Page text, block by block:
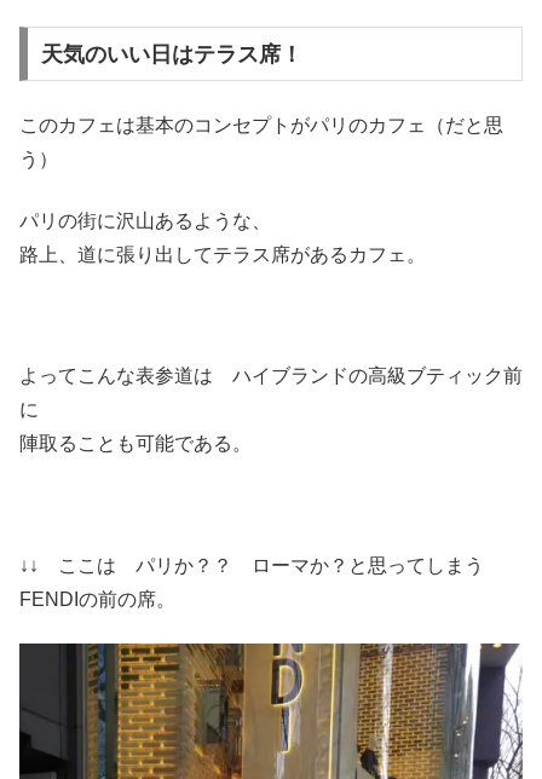
天気のいい日はテラス席！
このカフェは基本のコンセプトがパリのカフェ（だと思
う）
パリの街に沢山あるような、
路上、道に張り出してテラス席があるカフェ。
よってこんな表参道は ハイブランドの高級ブティック前
に
陣取ることも可能である。
↓↓ ここは パリか？？ ローマか？と思ってしまう
FENDIの前の席。